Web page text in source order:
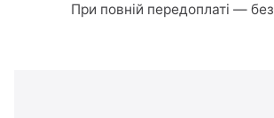
При повній передоплаті — без